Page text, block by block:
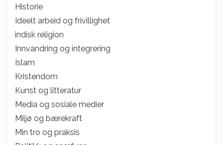
Historie
Ideelt arbeid og frivillighet
indisk religion
Innvandring og integrering
Islam
Kristendom
Kunst og litteratur
Media og sosiale medier
Miljø og bærekraft
Min tro og praksis